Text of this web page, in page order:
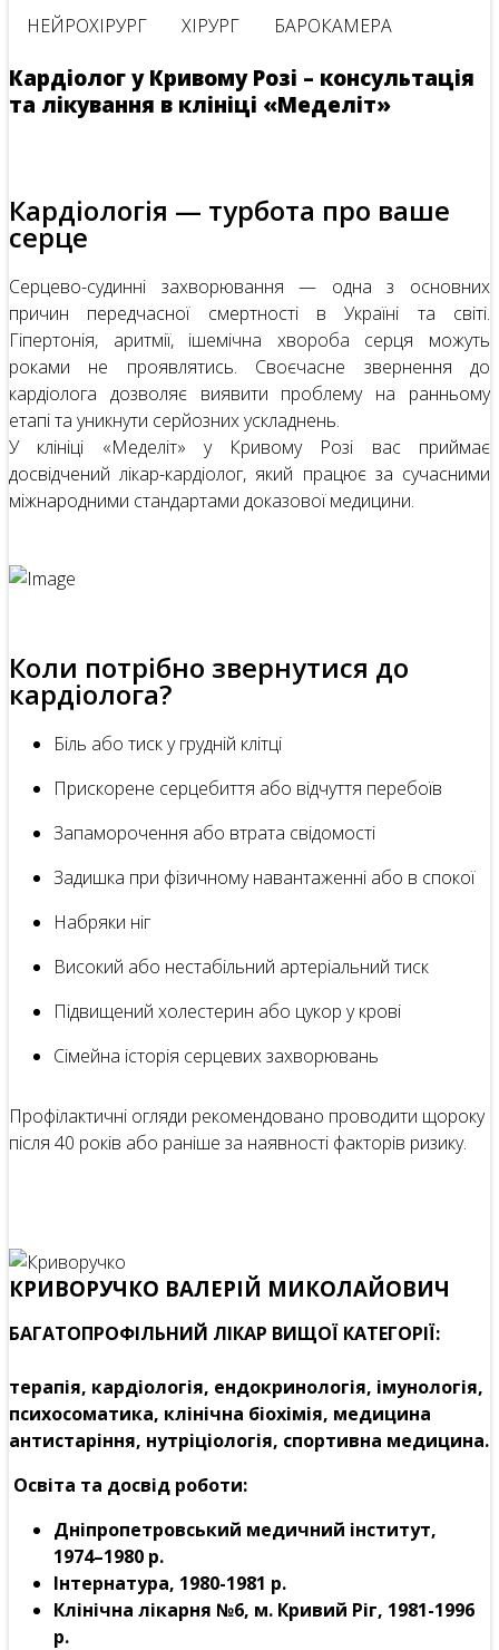
НЕЙРОХІРУРГ ХІРУРГ БАРОКАМЕРА
Кардіолог у Кривому Розі – консультація
та лікування в клініці «Меделіт»
Кардіологія — турбота про ваше
серце
Серцево-судинні захворювання — одна з основних
причин передчасної смертності в Україні та світі.
Гіпертонія, аритмії, ішемічна хвороба серця можуть
роками не проявлятись. Своєчасне звернення до
кардіолога дозволяє виявити проблему на ранньому
етапі та уникнути серйозних ускладнень.
У клініці «Меделіт» у Кривому Розі вас приймає
досвідчений лікар-кардіолог, який працює за сучасними
міжнародними стандартами доказової медицини.
Коли потрібно звернутися до
кардіолога?
Біль або тиск у грудній клітці
Прискорене серцебиття або відчуття перебоїв
Запаморочення або втрата свідомості
Задишка при фізичному навантаженні або в спокої
Набряки ніг
Високий або нестабільний артеріальний тиск
Підвищений холестерин або цукор у крові
Сімейна історія серцевих захворювань
Профілактичні огляди рекомендовано проводити щороку
після 40 років або раніше за наявності факторів ризику.
КРИВОРУЧКО ВАЛЕРІЙ МИКОЛАЙОВИЧ
БАГАТОПРОФІЛЬНИЙ ЛІКАР ВИЩОЇ КАТЕГОРІЇ:
терапія, кардіологія, ендокринологія, імунологія,
психосоматика, клінічна біохімія, медицина
антистаріння, нутріціологія, спортивна медицина.
Освіта та досвід роботи:
Дніпропетровський медичний інститут,
1974–1980 р.
Інтернатура, 1980-1981 р.
Клінічна лікарня №6, м. Кривий Ріг, 1981-1996
р.